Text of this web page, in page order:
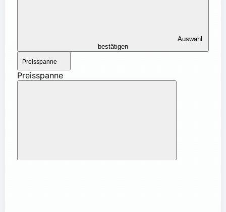
bestätigen
Preisspanne
Preisspanne